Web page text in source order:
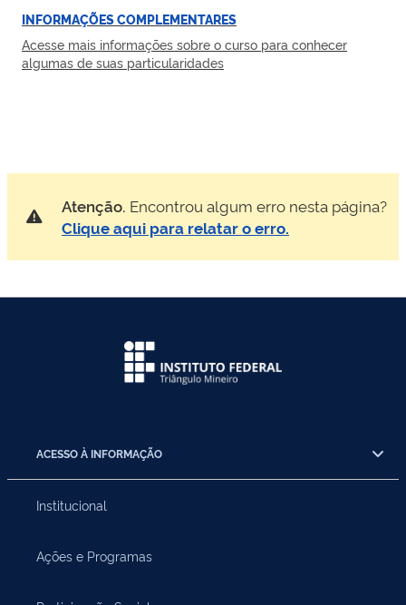
INFORMAÇÕES COMPLEMENTARES
Acesse mais informações sobre o curso para conhecer
algumas de suas particularidades
Atenção. Encontrou algum erro nesta página?
Clique aqui para relatar o erro.
ACESSO À INFORMAÇÃO
Institucional
Ações e Programas